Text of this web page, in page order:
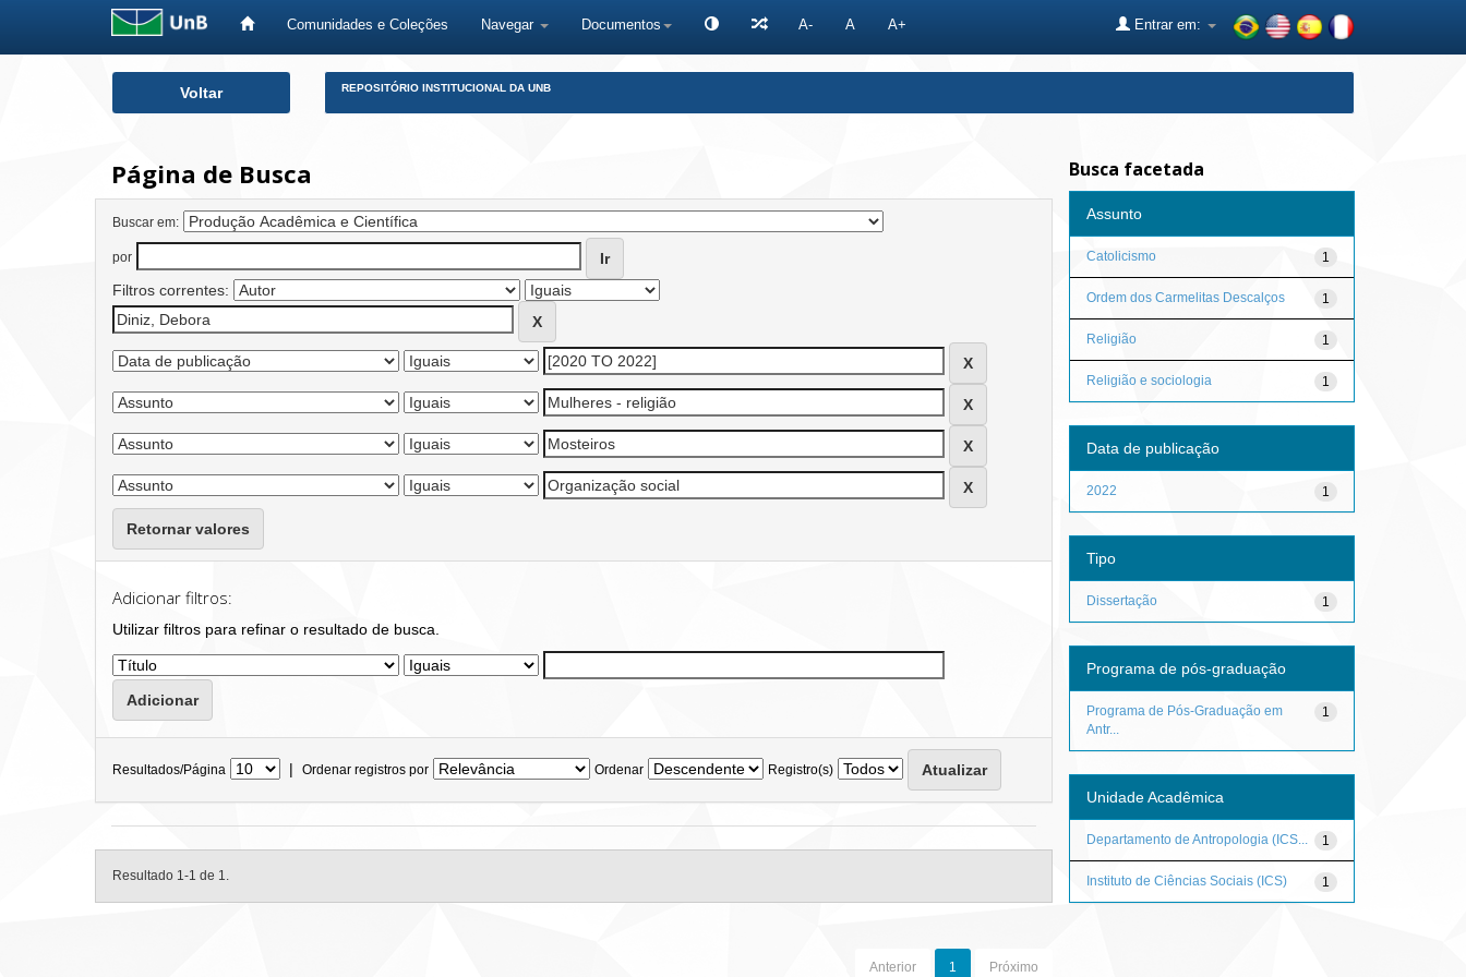
Comunidades e Coleções Navegar Documentos A- A A+ Entrar em:
Voltar REPOSITÓRIO INSTITUCIONAL DA UNB
Página de Busca
Buscar em:
por
Filtros correntes:
Retornar valores
Adicionar filtros:
Utilizar filtros para refinar o resultado de busca.
Resultados/Página | Ordenar registros por Ordenar Registro(s)
Resultado 1-1 de 1.
Anterior 1 Próximo
Busca facetada
Assunto
1
Catolicismo
1
Ordem dos Carmelitas Descalços
1
Religião
1
Religião e sociologia
Data de publicação
1
2022
Tipo
1
Dissertação
Programa de pós-graduação
1
Programa de Pós-Graduação em
Antr...
Unidade Acadêmica
1
Departamento de Antropologia (ICS...
1
Instituto de Ciências Sociais (ICS)